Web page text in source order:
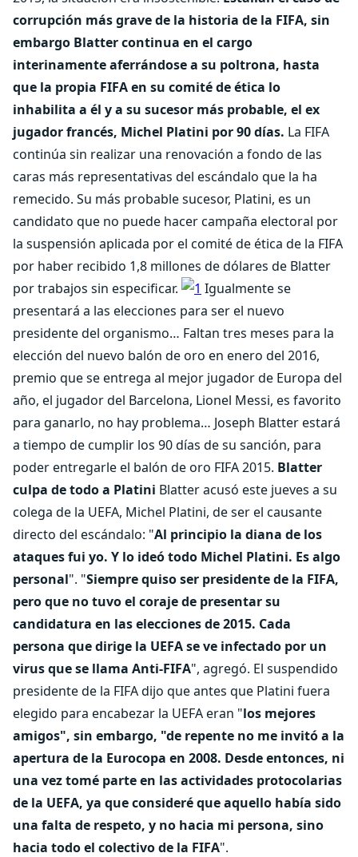
corrupción más grave de la historia de la FIFA, sin
embargo Blatter continua en el cargo
interinamente aferrándose a su poltrona, hasta
que la propia FIFA en su comité de ética lo
inhabilita a él y a su sucesor más probable, el ex
jugador francés, Michel Platini por 90 días. La FIFA
continúa sin realizar una renovación a fondo de las
caras más representativas del escándalo que la ha
remecido. Su más probable sucesor, Platini, es un
candidato que no puede hacer campaña electoral por
la suspensión aplicada por el comité de ética de la FIFA
por haber recibido 1,8 millones de dólares de Blatter
por trabajos sin especificar.
Igualmente se
presentará a las elecciones para ser el nuevo
presidente del organismo… Faltan tres meses para la
elección del nuevo balón de oro en enero del 2016,
premio que se entrega al mejor jugador de Europa del
año, el jugador del Barcelona, Lionel Messi, es favorito
para ganarlo, no hay problema… Joseph Blatter estará
a tiempo de cumplir los 90 días de su sanción, para
poder entregarle el balón de oro FIFA 2015. Blatter
culpa de todo a Platini Blatter acusó este jueves a su
colega de la UEFA, Michel Platini, de ser el causante
directo del escándalo: "Al principio la diana de los
ataques fui yo. Y lo ideó todo Michel Platini. Es algo
personal". "Siempre quiso ser presidente de la FIFA,
pero que no tuvo el coraje de presentar su
candidatura en las elecciones de 2015. Cada
persona que dirige la UEFA se ve infectado por un
virus que se llama Anti-FIFA", agregó. El suspendido
presidente de la FIFA dijo que antes que Platini fuera
elegido para encabezar la UEFA eran "los mejores
amigos", sin embargo, "de repente no me invitó a la
apertura de la Eurocopa en 2008. Desde entonces, ni
una vez tomé parte en las actividades protocolarias
de la UEFA, ya que consideré que aquello había sido
una falta de respeto, y no hacia mi persona, sino
hacia todo el colectivo de la FIFA".